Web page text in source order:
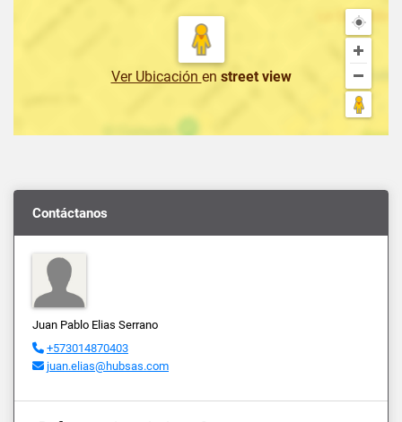
Ver Ubicación en street view
Contáctanos
Juan Pablo Elias Serrano
+573014870403
juan.elias@hubsas.com